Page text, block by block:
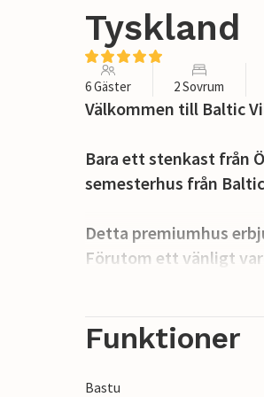
Tyskland
6 Gäster 2 Sovrum
Välkommen till Baltic
Bara ett stenkast från
semesterhus från
Detta premiumhus
Förutom ett vänligt
ett duschrum med
Det ena sovrummet är
Det öppna köket är
Funktioner
Bastu